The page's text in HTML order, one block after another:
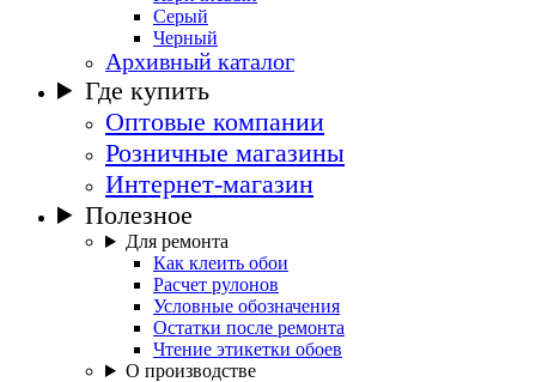
Серый
Черный
Архивный каталог
Где купить
Оптовые компании
Розничные магазины
Интернет-магазин
Полезное
Для ремонта
Как клеить обои
Расчет рулонов
Условные обозначения
Остатки после ремонта
Чтение этикетки обоев
О производстве